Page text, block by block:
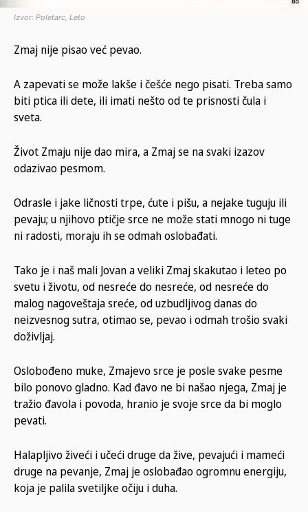
Izvor: Poletarc, Leto
Zmaj nije pisao već pevao.
A zapevati se može lakše i češće nego pisati. Treba samo
biti ptica ili dete, ili imati nešto od te prisnosti čula i
sveta.
Život Zmaju nije dao mira, a Zmaj se na svaki izazov
odazivao pesmom.
Odrasle i jake ličnosti trpe, ćute i pišu, a nejake tuguju ili
pevaju; u njihovo ptičje srce ne može stati mnogo ni tuge
ni radosti, moraju ih se odmah oslobađati.
Tako je i naš mali Jovan a veliki Zmaj skakutao i leteo po
svetu i životu, od nesreće do nesreće, od nesreće do
malog nagoveštaja sreće, od uzbudljivog danas do
neizvesnog sutra, otimao se, pevao i odmah trošio svaki
doživljaj.
Oslobođeno muke, Zmajevo srce je posle svake pesme
bilo ponovo gladno. Kad đavo ne bi našao njega, Zmaj je
tražio đavola i povoda, hranio je svoje srce da bi moglo
pevati.
Halapljivo živeći i učeći druge da žive, pevajući i mameći
druge na pevanje, Zmaj je oslobađao ogromnu energiju,
koja je palila svetiljke očiju i duha.